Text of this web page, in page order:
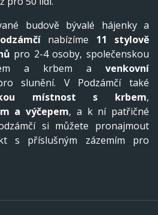
budově bývalé hájenky a
nabízíme 11 stylově
pro 2-4 osoby, společenskou
a krbem a venkovní
slunění. V Podzámčí také
místnost s krbem,
a výčepem, a k ní patřičné
si můžete pronajmout
s příslušným zázemím pro